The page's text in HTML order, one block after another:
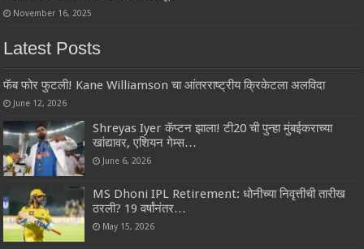
November 16, 2025
Latest Posts
फॅब फोर फुटली! Kane Williamson चा आंतरराष्ट्रीय क्रिकेटला अलविदा
June 12, 2026
Shreyas Iyer कॅप्टन झाला! टी20 ची पुन्हा मुंबईकराच्या
खांद्यावर, एशियन गेम्स…
June 6, 2026
MS Dhoni IPL Retirement: धोनीच्या निवृत्तीची तारीख
ठरली? 19 वर्षांनंतर…
May 15, 2026